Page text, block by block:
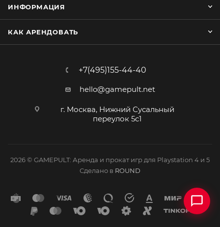
ИНФОРМАЦИЯ
КАК АРЕНДОВАТЬ
+7(495)155-44-40
hello@gamepult.net
г. Москва, Нижний Сусальный
переулок 5с1
2026 © GAMEPULT: Аренда и прокат игр для Playstation 4 и 5
Сделано в ROUND